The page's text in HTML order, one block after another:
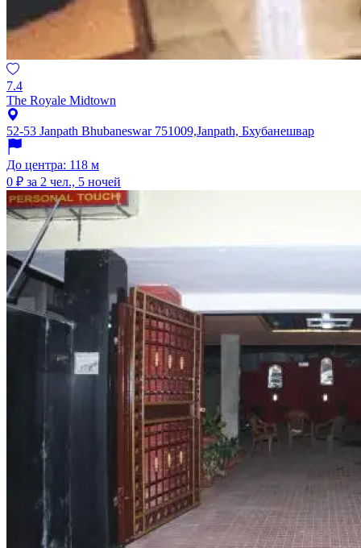
7.4
The Royale Midtown
52-53 Janpath Bhubaneswar 751009,Janpath, Бхубанешвар
До центра: 118 м
0 ₽ за 2 чел., 5 ночей